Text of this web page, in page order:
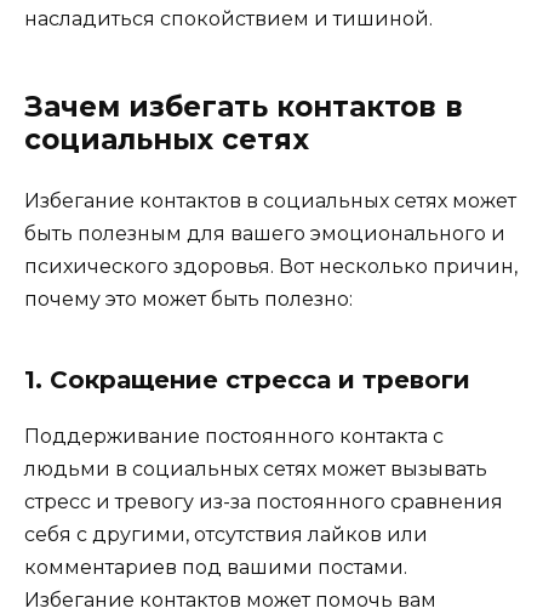
насладиться спокойствием и тишиной.
Зачем избегать контактов в
социальных сетях
Избегание контактов в социальных сетях может
быть полезным для вашего эмоционального и
психического здоровья. Вот несколько причин,
почему это может быть полезно:
1. Сокращение стресса и тревоги
Поддерживание постоянного контакта с
людьми в социальных сетях может вызывать
стресс и тревогу из-за постоянного сравнения
себя с другими, отсутствия лайков или
комментариев под вашими постами.
Избегание контактов может помочь вам